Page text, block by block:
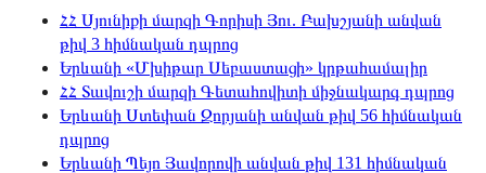
ՀՀ Սյունիքի մարզի Գորիսի Յու. Բախշյանի անվան
թիվ 3 հիմնական դպրոց
Երևանի «Մխիթար Սեբաստացի» կրթահամալիր
ՀՀ Տավուշի մարզի Գետահովիտի միջնակարգ դպրոց
Երևանի Ստեփան Զորյանի անվան թիվ 56 հիմնական
դպրոց
Երևանի Պեյո Յավորովի անվան թիվ 131 հիմնական